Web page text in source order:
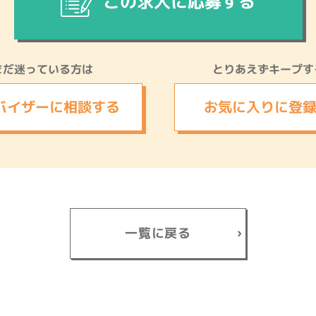
迷っている方は
イザーに相談する
とりあえずキープす
お気に入りに登
一覧に戻る